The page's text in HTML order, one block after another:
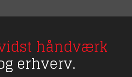
håndværk
erhverv.